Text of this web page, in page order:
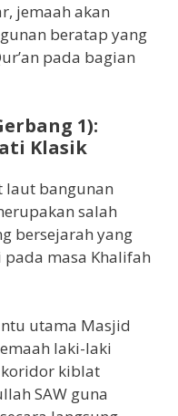
jemaah akan
beratap yang
pada bagian
1):
Klasik
laut bangunan
salah
bersejarah yang
masa Khalifah
utama Masjid
laki-laki
kiblat
SAW guna